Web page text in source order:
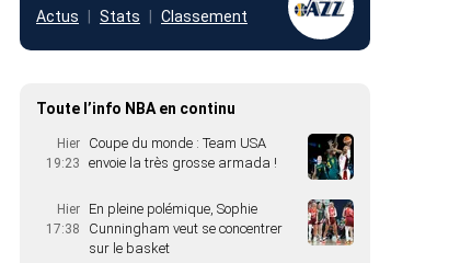
Actus
Stats Classement
Toute l’info NBA en continu
Hier
19:23
Coupe du monde : Team USA
envoie la très grosse armada !
Hier
17:38
En pleine polémique, Sophie
Cunningham veut se concentrer
sur le basket